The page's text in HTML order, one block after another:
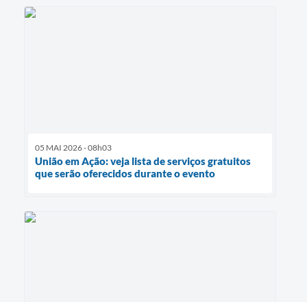
05 MAI 2026 - 08h03
União em Ação: veja lista de serviços gratuitos
que serão oferecidos durante o evento